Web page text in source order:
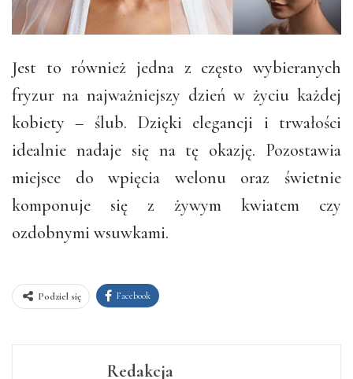
Jest to również jedna z często wybieranych
fryzur na najważniejszy dzień w życiu każdej
kobiety – ślub. Dzięki elegancji i trwałości
idealnie nadaje się na tę okazję. Pozostawia
miejsce do wpięcia welonu oraz świetnie
komponuje się z żywym kwiatem czy
ozdobnymi wsuwkami.
Podziel się Facebook
Redakcja